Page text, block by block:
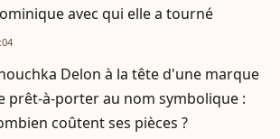
avec qui elle a tourné
Delon à la tête d'une marque
prêt-à-porter au nom symbolique :
coûtent ses pièces ?